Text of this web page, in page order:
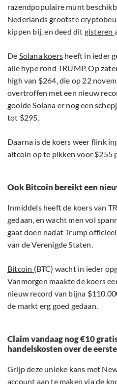
razendpopulaire munt
Nederlands grootste
kippen bij, en deed dit gisteren
De Solana koers heeft in ieder
alle hype rond TRUMP. Op
high van $264, die op 22
overtroffen met een nieuw
gooide Solana er nog een
tot $295.
Daarna is de koers weer flink
altcoin op te pikken voor $255
Ook Bitcoin bereikt een
Inmiddels heeft de koers van
gedaan, en wacht men vol
gaat doen nadat Trump
van de Verenigde Staten.
Bitcoin (BTC) wacht in ieder
Vanmorgen maakte de koers
nieuw record van bijna
de markt erg goed gedaan.
Claim vandaag nog €10
handelskosten over de
Grijp deze unieke kans met
account aan te maken via de